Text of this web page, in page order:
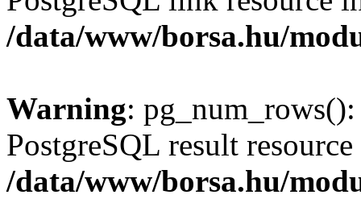
/data/www/borsa.hu/
Warning:
PostgreSQL result
/data/www/borsa.hu/